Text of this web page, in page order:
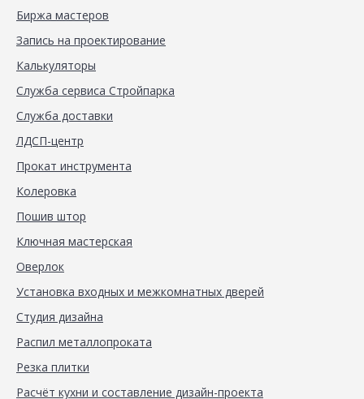
Биржа мастеров
Запись на проектирование
Калькуляторы
Служба сервиса Стройпарка
Служба доставки
ЛДСП-центр
Прокат инструмента
Колеровка
Пошив штор
Ключная мастерская
Оверлок
Установка входных и межкомнатных дверей
Студия дизайна
Распил металлопроката
Резка плитки
Расчёт кухни и составление дизайн-проекта